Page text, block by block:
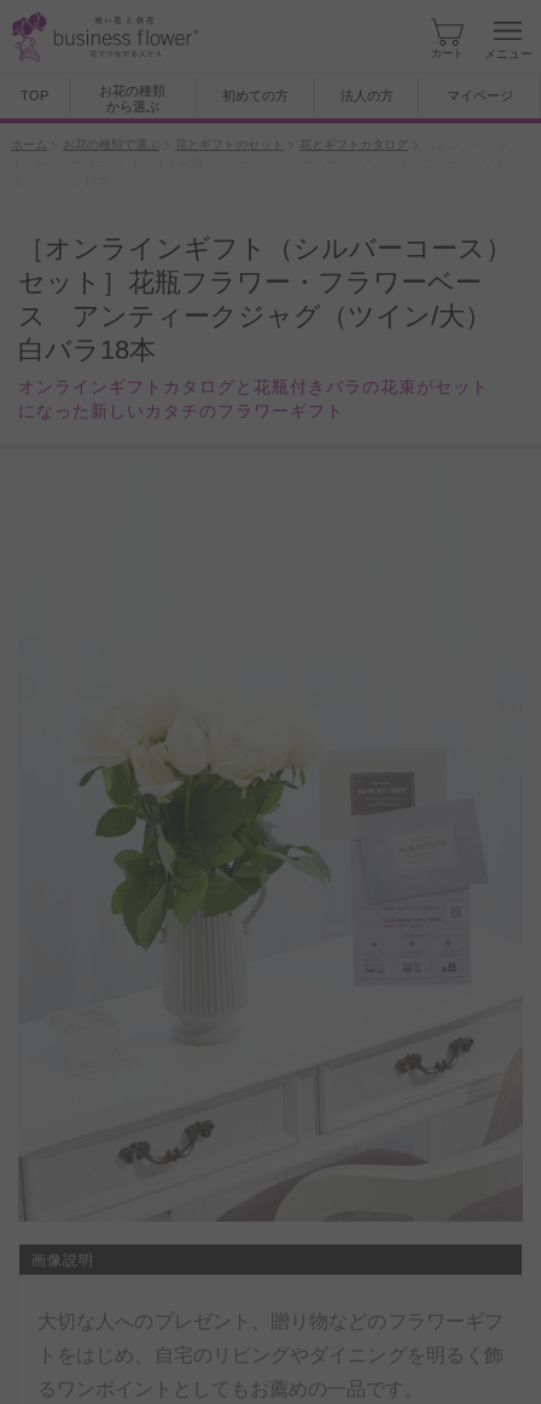
カート メニュー
TOP
お花の種類
から選ぶ
初めての方 法人の方 マイページ
ホーム お花の種類で選ぶ 花とギフトのセット 花とギフトカタログ
［オンラインギフト（シルバーコース）
セット］花瓶フラワー・フラワーベー
ス アンティークジャグ（ツイン/大）
白バラ18本
オンラインギフトカタログと花瓶付きバラの花束がセット
になった新しいカタチのフラワーギフト
画像説明
大切な人へのプレゼント、贈り物などのフラワーギフ
トをはじめ、自宅のリビングやダイニングを明るく飾
るワンポイントとしてもお薦めの一品です。